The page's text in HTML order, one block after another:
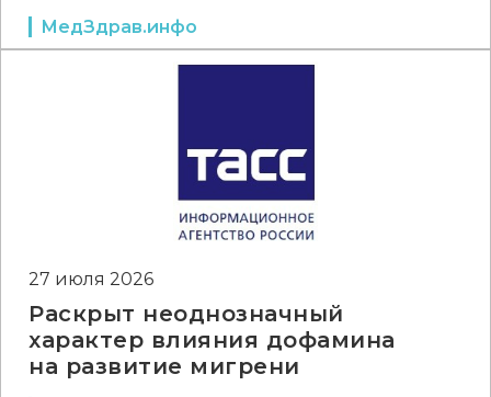
МедЗдрав.инфо
27 июля 2026
Раскрыт неоднозначный
характер влияния дофамина
на развитие мигрени